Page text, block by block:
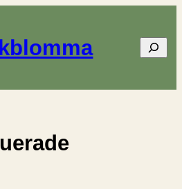
Sök